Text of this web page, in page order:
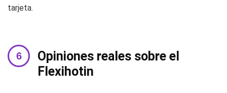
tarjeta.
Opiniones reales sobre el
Flexihotin